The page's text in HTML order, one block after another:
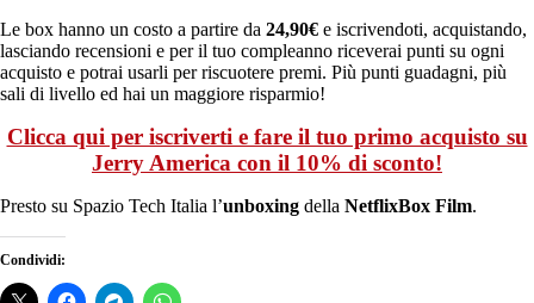
Le box hanno un costo a partire da 24,90€ e iscrivendoti, acquistando,
lasciando recensioni e per il tuo compleanno riceverai punti su ogni
acquisto e potrai usarli per riscuotere premi. Più punti guadagni, più
sali di livello ed hai un maggiore risparmio!
Clicca qui per iscriverti e fare il tuo primo acquisto su
Jerry America con il 10% di sconto!
Presto su Spazio Tech Italia l’unboxing della NetflixBox Film.
Condividi: